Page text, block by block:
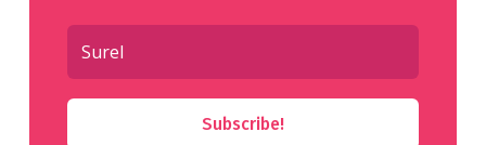
Subscribe!